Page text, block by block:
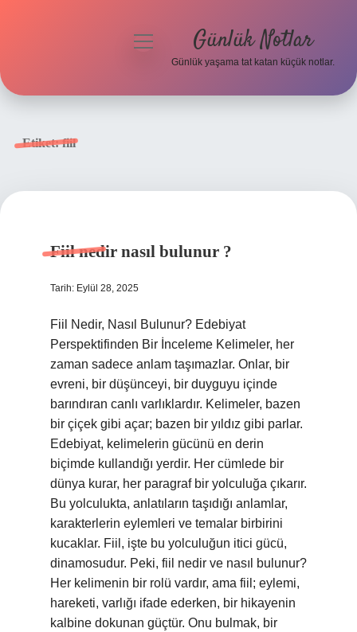
menüyü
Günlük Notlar
Günlük yaşama tat katan küçük notlar.
Etiket:fiil
Fiil nedir nasıl bulunur ?
Tarih: Eylül 28, 2025
Fiil Nedir, Nasıl Bulunur? Edebiyat
Perspektifinden Bir İnceleme Kelimeler, her
zaman sadece anlam taşımazlar. Onlar, bir
evreni, bir düşünceyi, bir duyguyu içinde
barındıran canlı varlıklardır. Kelimeler, bazen
bir çiçek gibi açar; bazen bir yıldız gibi parlar.
Edebiyat, kelimelerin gücünü en derin
biçimde kullandığı yerdir. Her cümlede bir
dünya kurar, her paragraf bir yolculuğa çıkarır.
Bu yolculukta, anlatıların taşıdığı anlamlar,
karakterlerin eylemleri ve temalar birbirini
kucaklar. Fiil, işte bu yolculuğun itici gücü,
dinamosudur. Peki, fiil nedir ve nasıl bulunur?
Her kelimenin bir rolü vardır, ama fiil; eylemi,
hareketi, varlığı ifade ederken, bir hikayenin
kalbine dokunan güçtür. Onu bulmak, bir